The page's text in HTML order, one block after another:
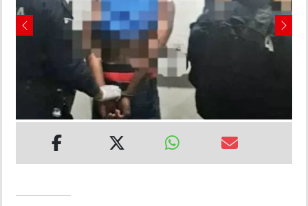
MUNDO
MULTIMEDIA
IMPRESO
Previous Next